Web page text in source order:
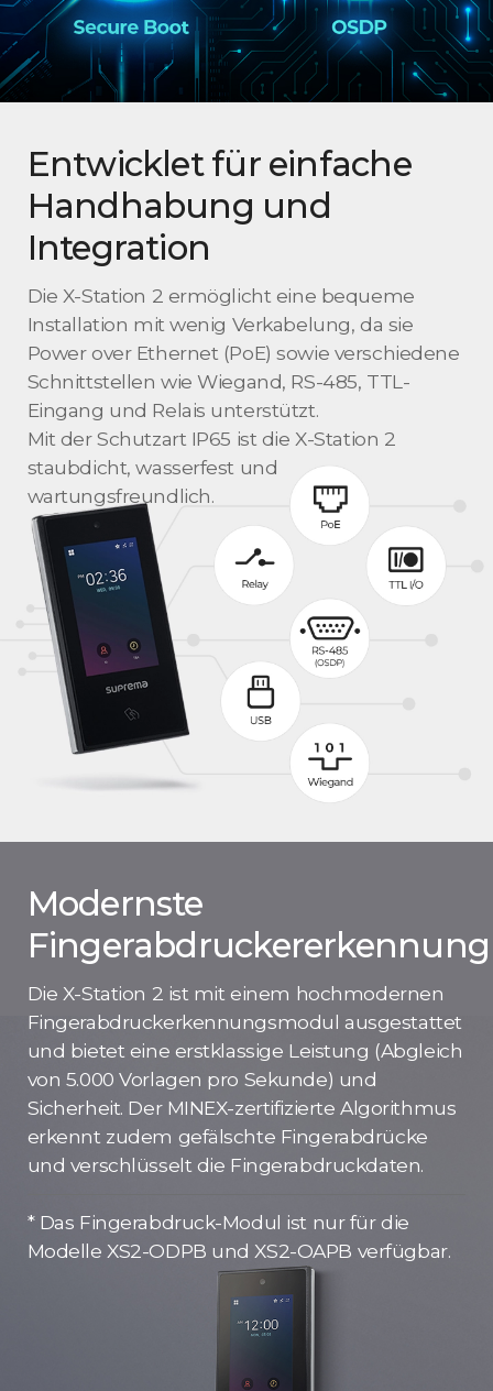
Entwicklet für einfache
Handhabung und
Integration
Die X-Station 2 ermöglicht eine bequeme
Installation mit wenig Verkabelung, da sie
Power over Ethernet (PoE) sowie verschiedene
Schnittstellen wie Wiegand, RS-485, TTL-
Eingang und Relais unterstützt.
Mit der Schutzart IP65 ist die X-Station 2
staubdicht, wasserfest und
wartungsfreundlich.
Modernste
Fingerabdruckererkennung
Die X-Station 2 ist mit einem hochmodernen
Fingerabdruckerkennungsmodul ausgestattet
und bietet eine erstklassige Leistung (Abgleich
von 5.000 Vorlagen pro Sekunde) und
Sicherheit. Der MINEX-zertifizierte Algorithmus
erkennt zudem gefälschte Fingerabdrücke
und verschlüsselt die Fingerabdruckdaten.
* Das Fingerabdruck-Modul ist nur für die
Modelle XS2-ODPB und XS2-OAPB verfügbar.